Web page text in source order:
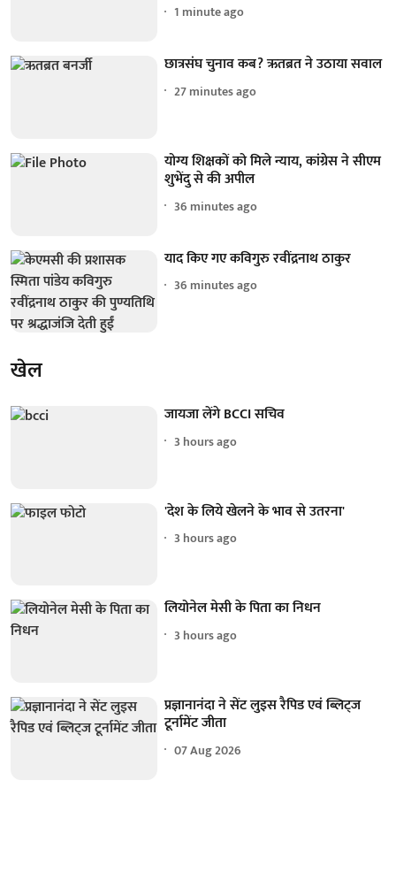
1 minute ago
छात्रसंघ चुनाव कब? ऋतब्रत ने उठाया सवाल
27 minutes ago
योग्य शिक्षकों को मिले न्याय, कांग्रेस ने सीएम
शुभेंदु से की अपील
36 minutes ago
याद किए गए कविगुरु रवींद्रनाथ ठाकुर
36 minutes ago
खेल
जायजा लेंगे BCCI सचिव
3 hours ago
'देश के लिये खेलने के भाव से उतरना'
3 hours ago
लियोनेल मेसी के पिता का निधन
3 hours ago
प्रज्ञानानंदा ने सेंट लुइस रैपिड एवं ब्लिट्ज
टूर्नामेंट जीता
07 Aug 2026